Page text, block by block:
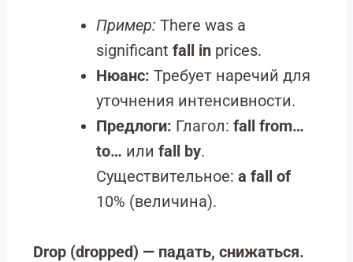
Пример: There was a
significant fall in prices.
Нюанс: Требует наречий для
уточнения интенсивности.
Предлоги: Глагол: fall from…
to… или fall by.
Существительное: a fall of
10% (величина).
Drop (dropped) — падать, снижаться.